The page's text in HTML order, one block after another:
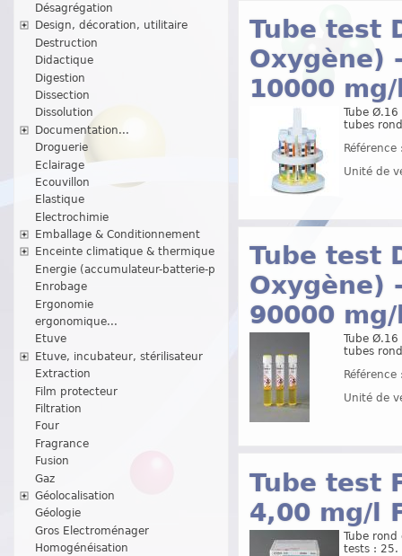
Désagrégation
Design, décoration, utilitaire
Destruction
Didactique
Digestion
Dissection
Dissolution
Documentation...
Droguerie
Eclairage
Ecouvillon
Elastique
Electrochimie
Emballage & Conditionnement
Enceinte climatique & thermique
Energie (accumulateur-batterie-p
Enrobage
Ergonomie
ergonomique...
Etuve
Etuve, incubateur, stérilisateur
Extraction
Film protecteur
Filtration
Four
Fragrance
Fusion
Gaz
Géolocalisation
Géologie
Gros Electroménager
Homogénéisation
Tube test
Oxygène)
10000
Tube
tubes
Unité de
Tube test
Oxygène)
90000
Tube
tubes
Unité de
Tube test
4,00 mg/l
Tube
tests : 25.